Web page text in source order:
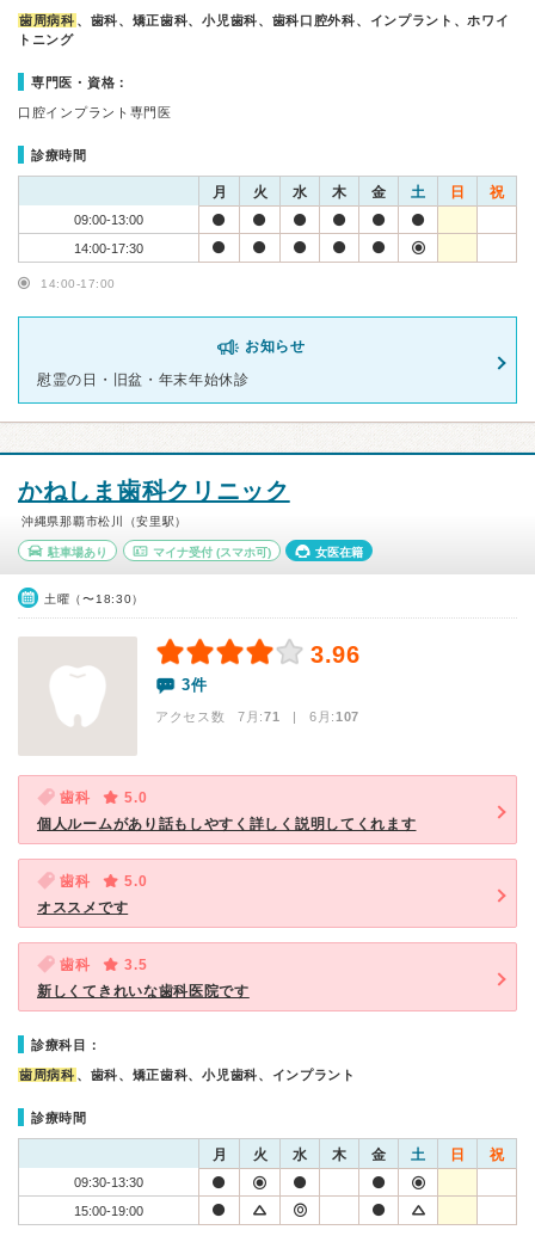
歯周病科 、歯科、矯正歯科、小児歯科、歯科口腔外科、インプラント、ホワイ
トニング
専門医・資格：
口腔インプラント専門医
診療時間
月 火 水 木 金 土 日 祝
09:00-13:00
14:00-17:30
14:00-17:00
お知らせ
慰霊の日・旧盆・年末年始休診
かねしま歯科クリニック
沖縄県那覇市松川（安里駅）
駐車場あり マイナ受付(スマホ可) 女医在籍
土曜（〜18:30）
3.96
3件
アクセス数 7月:71 | 6月:107
歯科
5.0
個人ルームがあり話もしやすく詳しく説明してくれます
歯科
5.0
オススメです
歯科
3.5
新しくてきれいな歯科医院です
診療科目：
歯周病科 、歯科、矯正歯科、小児歯科、インプラント
診療時間
月 火 水 木 金 土 日 祝
09:30-13:30
15:00-19:00